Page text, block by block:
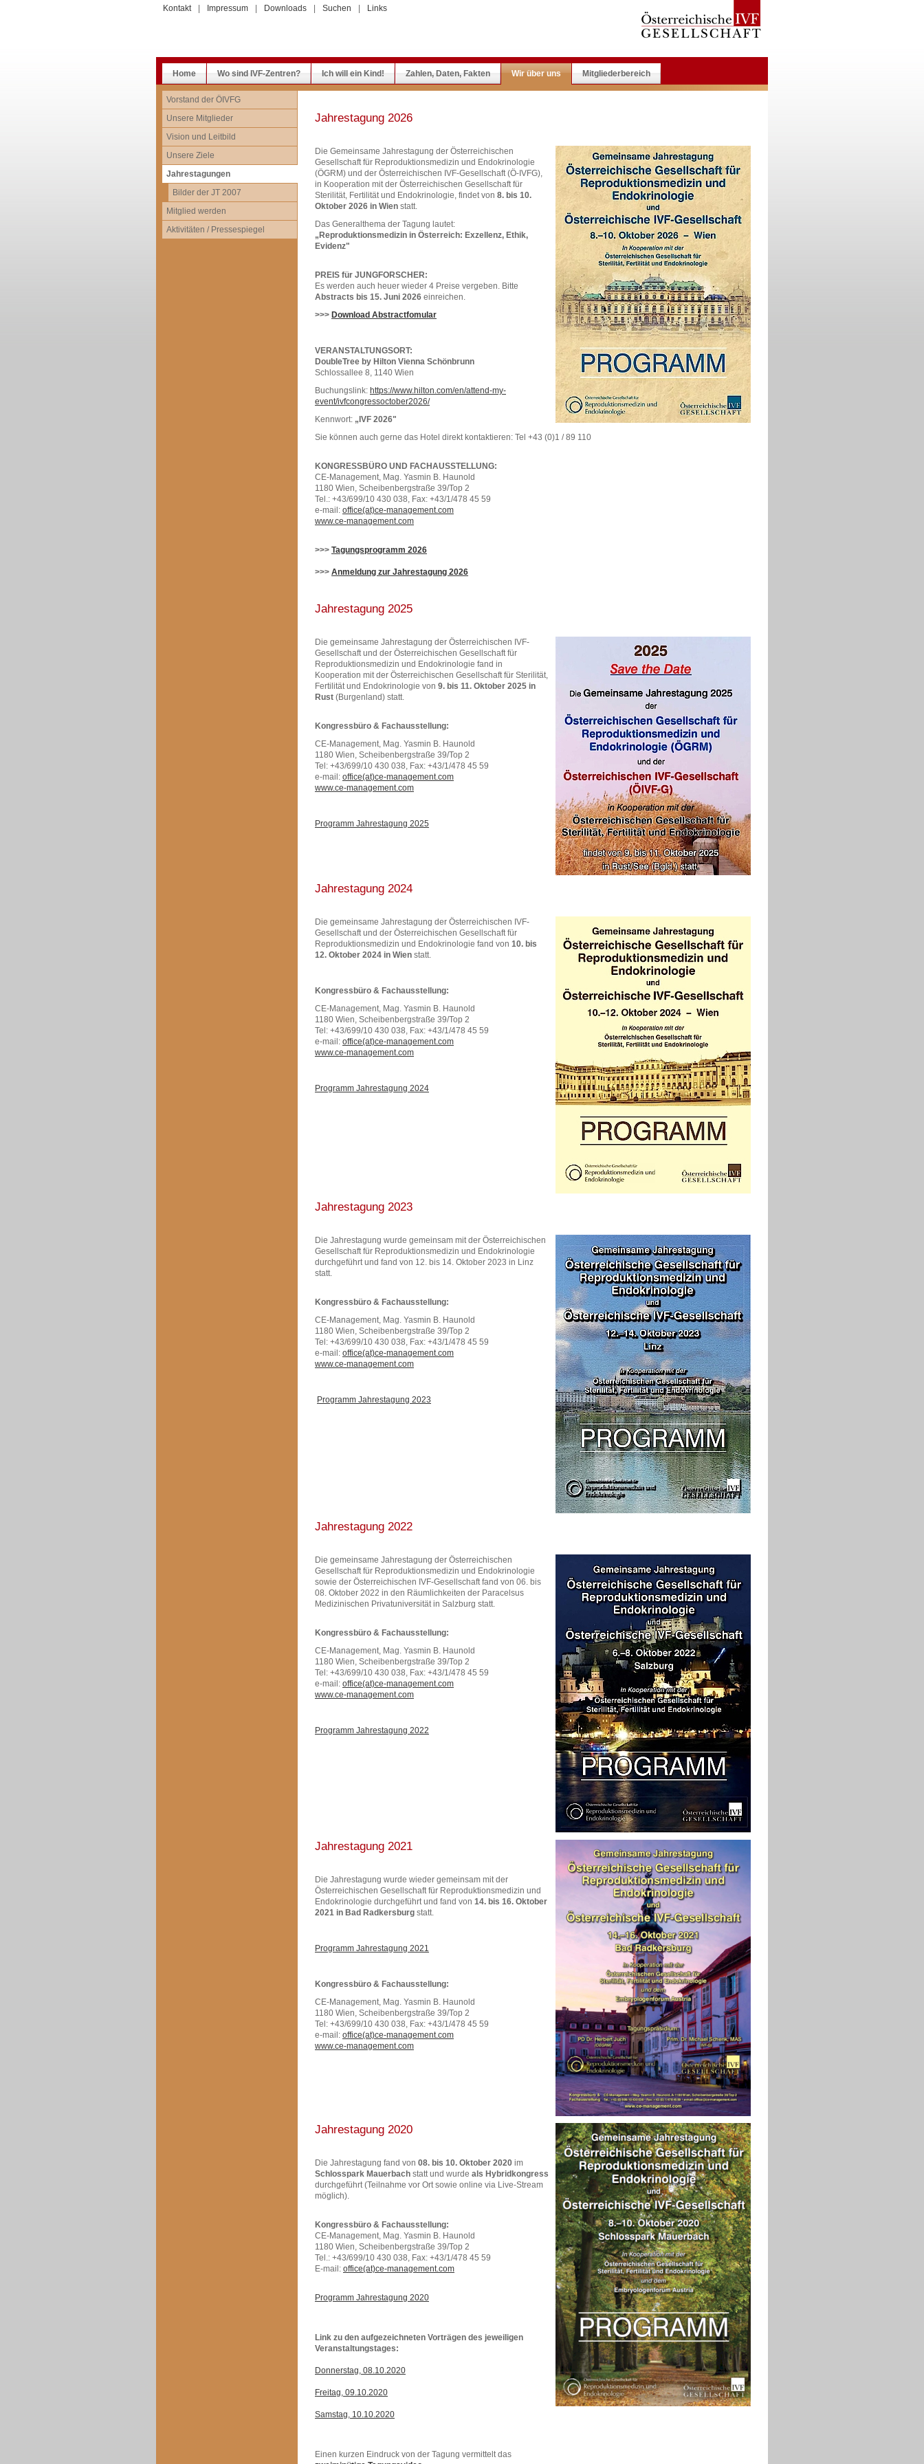
Jahrestagung 2026
Die Gemeinsame Jahrestagung der Österreichischen
Gesellschaft für Reproduktionsmedizin und Endokrinologie
(ÖGRM) und der Österreichischen IVF-Gesellschaft (Ö-IVFG),
in Kooperation mit der Österreichischen Gesellschaft für
Sterilität, Fertilität und Endokrinologie, findet von 8. bis 10.
Oktober 2026 in Wien statt.
Das Generalthema der Tagung lautet:
„Reproduktionsmedizin in Österreich: Exzellenz, Ethik,
Evidenz"
PREIS für JUNGFORSCHER:
Es werden auch heuer wieder 4 Preise vergeben. Bitte
Abstracts bis 15. Juni 2026 einreichen.
>>> Download Abstractfomular
VERANSTALTUNGSORT:
DoubleTree by Hilton Vienna Schönbrunn
Schlossallee 8, 1140 Wien
Buchungslink: https://www.hilton.com/en/attend-my-
event/ivfcongressoctober2026/
Kennwort: „IVF 2026"
Sie können auch gerne das Hotel direkt kontaktieren: Tel +43 (0)1 / 89 110
KONGRESSBÜRO UND FACHAUSSTELLUNG:
CE-Management, Mag. Yasmin B. Haunold
1180 Wien, Scheibenbergstraße 39/Top 2
Tel.: +43/699/10 430 038, Fax: +43/1/478 45 59
e-mail: office(at)ce-management.com
www.ce-management.com
>>> Tagungsprogramm 2026
>>> Anmeldung zur Jahrestagung 2026
Jahrestagung 2025
Die gemeinsame Jahrestagung der Österreichischen IVF-
Gesellschaft und der Österreichischen Gesellschaft für
Reproduktionsmedizin und Endokrinologie fand in
Kooperation mit der Österreichischen Gesellschaft für Sterilität,
Fertilität und Endokrinologie von 9. bis 11. Oktober 2025 in
Rust (Burgenland) statt.
Kongressbüro & Fachausstellung:
CE-Management, Mag. Yasmin B. Haunold
1180 Wien, Scheibenbergstraße 39/Top 2
Tel: +43/699/10 430 038, Fax: +43/1/478 45 59
e-mail: office(at)ce-management.com
www.ce-management.com
Programm Jahrestagung 2025
Jahrestagung 2024
Die gemeinsame Jahrestagung der Österreichischen IVF-
Gesellschaft und der Österreichischen Gesellschaft für
Reproduktionsmedizin und Endokrinologie fand von 10. bis
12. Oktober 2024 in Wien statt.
Kongressbüro & Fachausstellung:
CE-Management, Mag. Yasmin B. Haunold
1180 Wien, Scheibenbergstraße 39/Top 2
Tel: +43/699/10 430 038, Fax: +43/1/478 45 59
e-mail: office(at)ce-management.com
www.ce-management.com
Programm Jahrestagung 2024
Jahrestagung 2023
Die Jahrestagung wurde gemeinsam mit der Österreichischen
Gesellschaft für Reproduktionsmedizin und Endokrinologie
durchgeführt und fand von 12. bis 14. Oktober 2023 in Linz
statt.
Kongressbüro & Fachausstellung:
CE-Management, Mag. Yasmin B. Haunold
1180 Wien, Scheibenbergstraße 39/Top 2
Tel: +43/699/10 430 038, Fax: +43/1/478 45 59
e-mail: office(at)ce-management.com
www.ce-management.com
Programm Jahrestagung 2023
Jahrestagung 2022
Die gemeinsame Jahrestagung der Österreichischen
Gesellschaft für Reproduktionsmedizin und Endokrinologie
sowie der Österreichischen IVF-Gesellschaft fand von 06. bis
08. Oktober 2022 in den Räumlichkeiten der Paracelsus
Medizinischen Privatuniversität in Salzburg statt.
Kongressbüro & Fachausstellung:
CE-Management, Mag. Yasmin B. Haunold
1180 Wien, Scheibenbergstraße 39/Top 2
Tel: +43/699/10 430 038, Fax: +43/1/478 45 59
e-mail: office(at)ce-management.com
www.ce-management.com
Programm Jahrestagung 2022
Jahrestagung 2021
Die Jahrestagung wurde wieder gemeinsam mit der
Österreichischen Gesellschaft für Reproduktionsmedizin und
Endokrinologie durchgeführt und fand von 14. bis 16. Oktober
2021 in Bad Radkersburg statt.
Programm Jahrestagung 2021
Kongressbüro & Fachausstellung:
CE-Management, Mag. Yasmin B. Haunold
1180 Wien, Scheibenbergstraße 39/Top 2
Tel: +43/699/10 430 038, Fax: +43/1/478 45 59
e-mail: office(at)ce-management.com
www.ce-management.com
Jahrestagung 2020
Die Jahrestagung fand von 08. bis 10. Oktober 2020 im
Schlosspark Mauerbach statt und wurde als Hybridkongress
durchgeführt (Teilnahme vor Ort sowie online via Live-Stream
möglich).
Kongressbüro & Fachausstellung:
CE-Management, Mag. Yasmin B. Haunold
1180 Wien, Scheibenbergstraße 39/Top 2
Tel.: +43/699/10 430 038, Fax: +43/1/478 45 59
E-mail: office(at)ce-management.com
Programm Jahrestagung 2020
Link zu den aufgezeichneten Vorträgen des jeweiligen
Veranstaltungstages:
Donnerstag, 08.10.2020
Freitag, 09.10.2020
Samstag, 10.10.2020
Einen kurzen Eindruck von der Tagung vermittelt das
Vorstand der ÖIVFG
Unsere Mitglieder
Vision und Leitbild
Unsere Ziele
Jahrestagungen
Bilder der JT 2007
Mitglied werden
Aktivitäten / Pressespiegel
Home Wo sind IVF-Zentren? Ich will ein Kind! Zahlen, Daten, Fakten Wir über uns Mitgliederbereich
Kontakt Impressum Downloads Suchen Links